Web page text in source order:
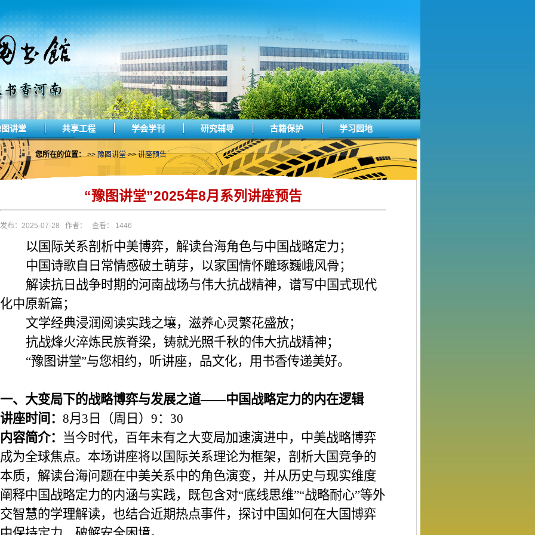
讲堂 共享工程 学会学刊 研究辅导 古籍保护 学习园地
您所在的位置：>>豫图讲堂>>讲座预告
“豫图讲堂”2025年8月系列讲座预告
发布：2025-07-28 作者： 查看： 1446
以国际关系剖析中美博弈，解读台海角色与中国战略定力；
中国诗歌自日常情感破土萌芽，以家国情怀雕琢巍峨风骨；
解读抗日战争时期的河南战场与伟大抗战精神， 谱写中国式现代
化中原新篇；
文学经典浸润阅读实践之壤，滋养心灵繁花盛放；
抗战烽火淬炼民族脊梁，铸就光照千秋的伟大抗战精神；
“豫图讲堂”与您相约，听讲座，品文化，用书香传递美好。
一、 大变局下的战略博弈与发展之道——中国战略定力的内在逻辑
讲座时间： 8月 3 日 （周日 ） 9：30
内容简介： 当今时代， 百年未有之大变局加速演进中，中美战略博弈
成为全球焦点。本场讲座将以国际关系理论为框架，剖析大国竞争的
本质，解读台海问题在中美关系中的角色演变，并从历史与现实维度
阐释中国战略定力的内涵与实践， 既包含对“底线思维”“战略耐心”等外
交智慧的学理解读，也结合近期热点事件，探讨中国如何在大国博弈